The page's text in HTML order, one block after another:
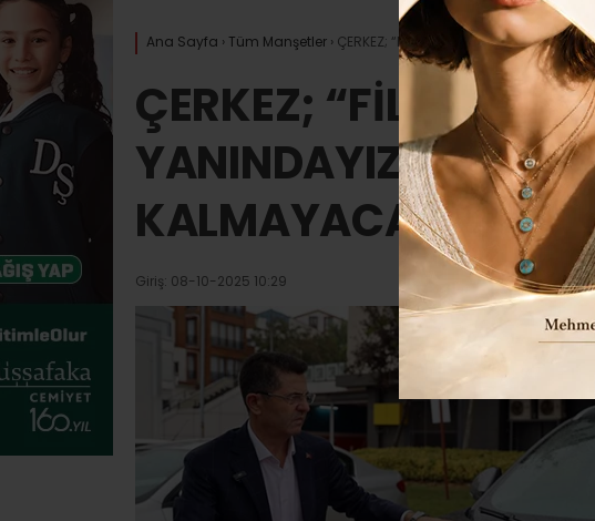
Ana Sayfa › Tüm Manşetler › ÇERKEZ; “FİLİSTİN HALKININ YANINDAYIZ,
ÇERKEZ; “FİLİSTİN
YANINDAYIZ, SESSİZ
KALMAYACAĞIZ..”
Giriş: 08-10-2025 10:29